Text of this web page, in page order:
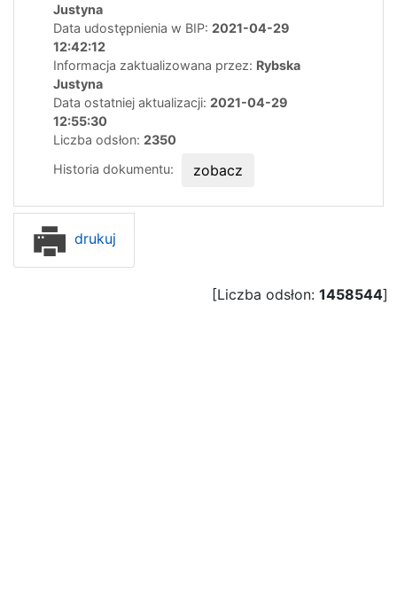
Justyna
Data udostępnienia w BIP: 2021-04-29
12:42:12
Informacja zaktualizowana przez: Rybska
Justyna
Data ostatniej aktualizacji: 2021-04-29
12:55:30
Liczba odsłon: 2350
Historia dokumentu:
zobacz
drukuj
[Liczba odsłon: 1458544]